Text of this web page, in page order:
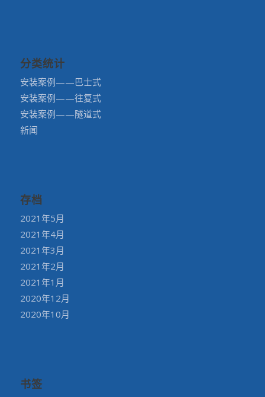
分类统计
安装案例——巴士式
安装案例——往复式
安装案例——隧道式
新闻
存档
2021年5月
2021年4月
2021年3月
2021年2月
2021年1月
2020年12月
2020年10月
书签